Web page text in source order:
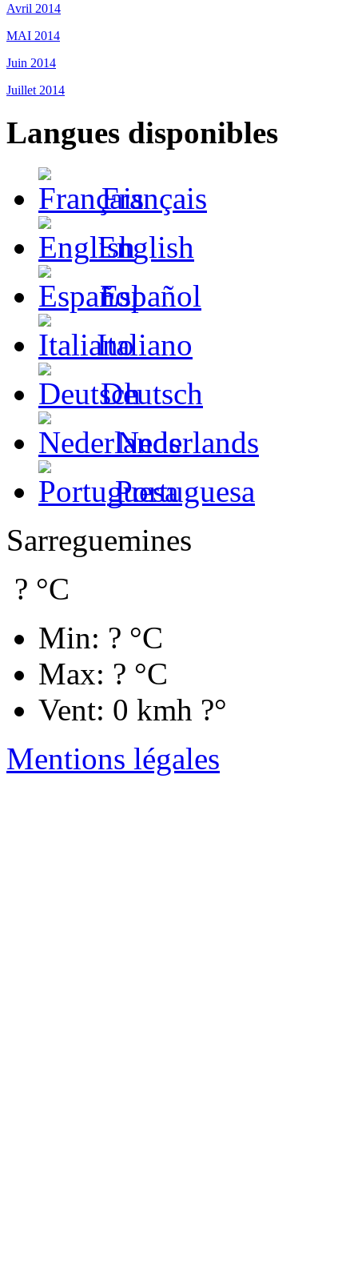
Avril 2014
MAI 2014
Juin 2014
Juillet 2014
Langues disponibles
Français
English
Español
Italiano
Deutsch
Nederlands
Portuguesa
Sarreguemines
? °C
Min: ? °C
Max: ? °C
Vent: 0 kmh ?°
Mentions légales